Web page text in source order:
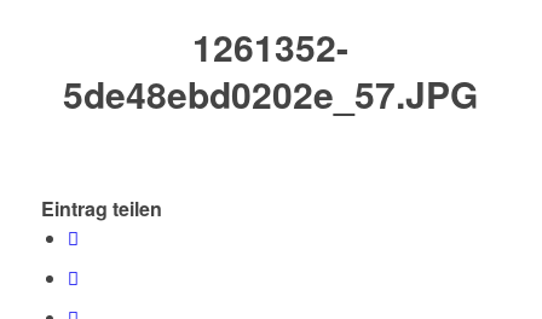
1261352-
5de48ebd0202e_57.JPG
Eintrag teilen